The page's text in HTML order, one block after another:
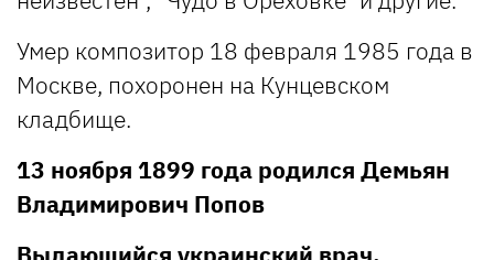
Умер композитор 18 февраля 1985 года в
Москве, похоронен на Кунцевском
кладбище.
13 ноября 1899 года родился Демьян
Владимирович Попов